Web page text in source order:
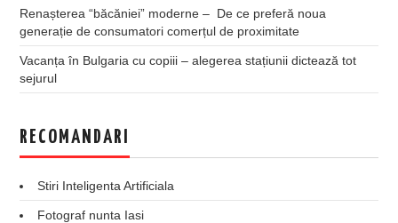
Renașterea “băcăniei” moderne – De ce preferă noua
generație de consumatori comerțul de proximitate
Vacanța în Bulgaria cu copiii – alegerea stațiunii dictează tot
sejurul
RECOMANDARI
Stiri Inteligenta Artificiala
Fotograf nunta Iasi